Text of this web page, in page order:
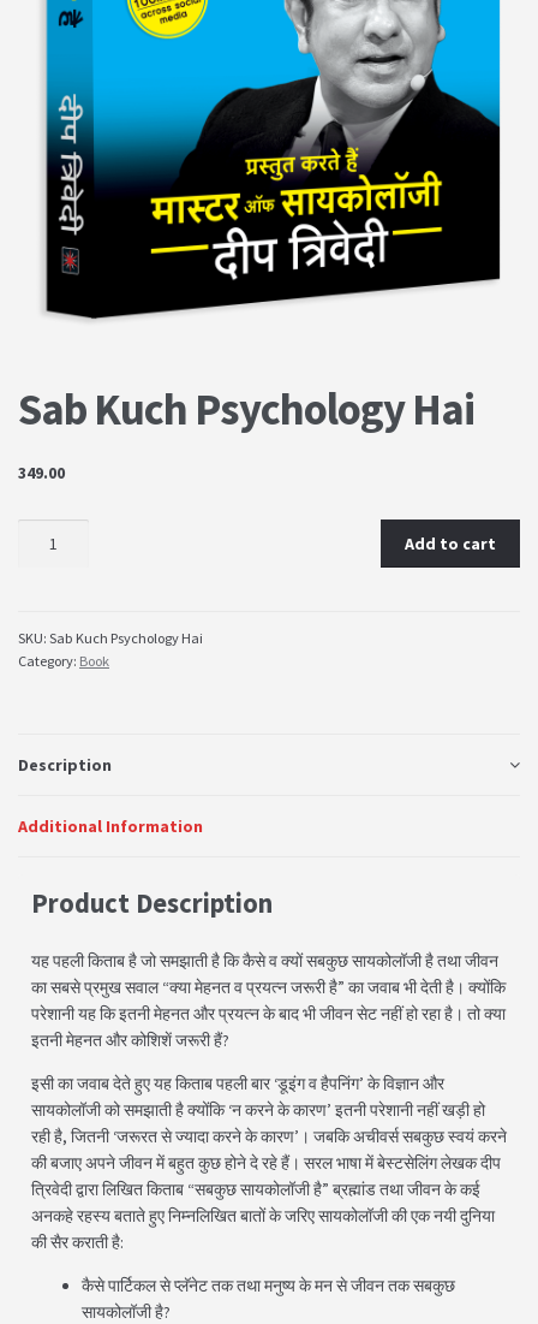
PRIVACY POLICY
Terms & Conditions
Sab Kuch Psychology Hai
349.00
Add to cart
SKU: Sab Kuch Psychology Hai
Category: Book
Description
Additional Information
Product Description
यह पहली किताब है जो समझाती है कि कैसे व क्यों सबकुछ सायकोलॉजी है तथा जीवन
का सबसे प्रमुख सवाल “क्या मेहनत व प्रयत्न जरूरी है” का जवाब भी देती है। क्योंकि
परेशानी यह कि इतनी मेहनत और प्रयत्न के बाद भी जीवन सेट नहीं हो रहा है। तो क्या
इतनी मेहनत और कोशिशें जरूरी हैं?
इसी का जवाब देते हुए यह किताब पहली बार ‘डूइंग व हैपनिंग’ के विज्ञान और
सायकोलॉजी को समझाती है क्योंकि ‘न करने के कारण’ इतनी परेशानी नहीं खड़ी हो
रही है, जितनी ‘जरूरत से ज्यादा करने के कारण’। जबकि अचीवर्स सबकुछ स्वयं करने
की बजाए अपने जीवन में बहुत कुछ होने दे रहे हैं। सरल भाषा में बेस्टसेलिंग लेखक दीप
त्रिवेदी द्वारा लिखित किताब “सबकुछ सायकोलॉजी है” ब्रह्मांड तथा जीवन के कई
अनकहे रहस्य बताते हुए निम्नलिखित बातों के जरिए सायकोलॉजी की एक नयी दुनिया
की सैर कराती है:
कैसे पार्टिकल से प्लॅनेट तक तथा मनुष्य के मन से जीवन तक सबकुछ
सायकोलॉजी है?